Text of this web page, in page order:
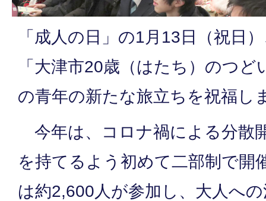
「成人の日」の1月13日（祝日
「大津市20歳（はたち）のつ
の青年の新たな旅立ちを祝福し
今年は、コロナ禍による分散
を持てるよう初めて二部制で開
は約2,600人が参加し、大人へ